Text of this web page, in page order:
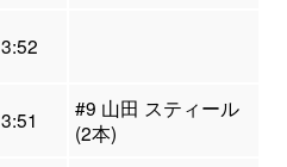
3:52
3:51
#9 山田 スティール
(2本)